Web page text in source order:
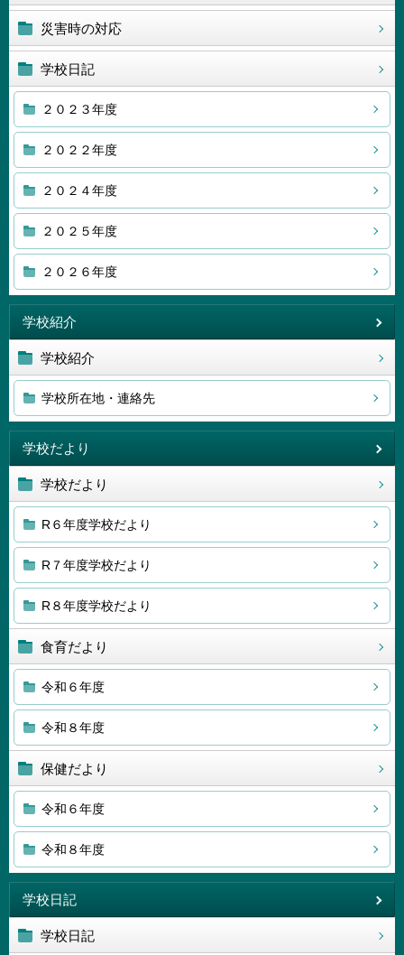
災害時の対応
学校日記
２０２３年度
２０２２年度
２０２４年度
２０２５年度
２０２６年度
学校紹介
学校紹介
学校所在地・連絡先
学校だより
学校だより
R６年度学校だより
R７年度学校だより
R８年度学校だより
食育だより
令和６年度
令和８年度
保健だより
令和６年度
令和８年度
学校日記
学校日記